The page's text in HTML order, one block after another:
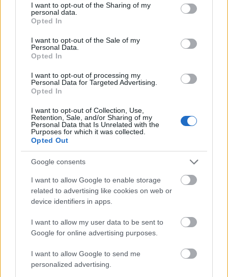
not limited to your visit or usage behaviour. You may click to
grant or deny consent to Google and its third-party tags to
use your data for below specified purposes in below Google
consent section.
I want to opt-out of the Sharing of my
personal data.
Opted In
I want to opt-out of the Sale of my
Personal Data.
Opted In
I want to opt-out of processing my
Personal Data for Targeted Advertising.
Opted In
I want to opt-out of Collection, Use,
Retention, Sale, and/or Sharing of my
Personal Data that Is Unrelated with the
Purposes for which it was collected.
Opted Out
Google consents
I want to allow Google to enable storage
related to advertising like cookies on web or
device identifiers in apps.
I want to allow my user data to be sent to
Google for online advertising purposes.
I want to allow Google to send me
personalized advertising.
Rekord első félév a használtpiacon
2026. július 22. 07:00
Ez a tíz a legnépszerűbb márka Amint a Data House fenti
grafikonja mutatja, a januárt leszámítva – amikor kevesebb
használt személyautó cserélt gazdát, mint az elmúlt két év első...